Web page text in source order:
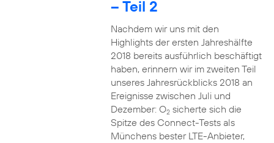
– Teil 2
Nachdem wir uns mit den
Highlights der ersten Jahreshälfte
2018 bereits ausführlich beschäftigt
haben, erinnern wir im zweiten Teil
unseres Jahresrückblicks 2018 an
Ereignisse zwischen Juli und
Dezember: O2sicherte sich die
Spitze des Connect-Tests als
Münchens bester LTE-Anbieter,